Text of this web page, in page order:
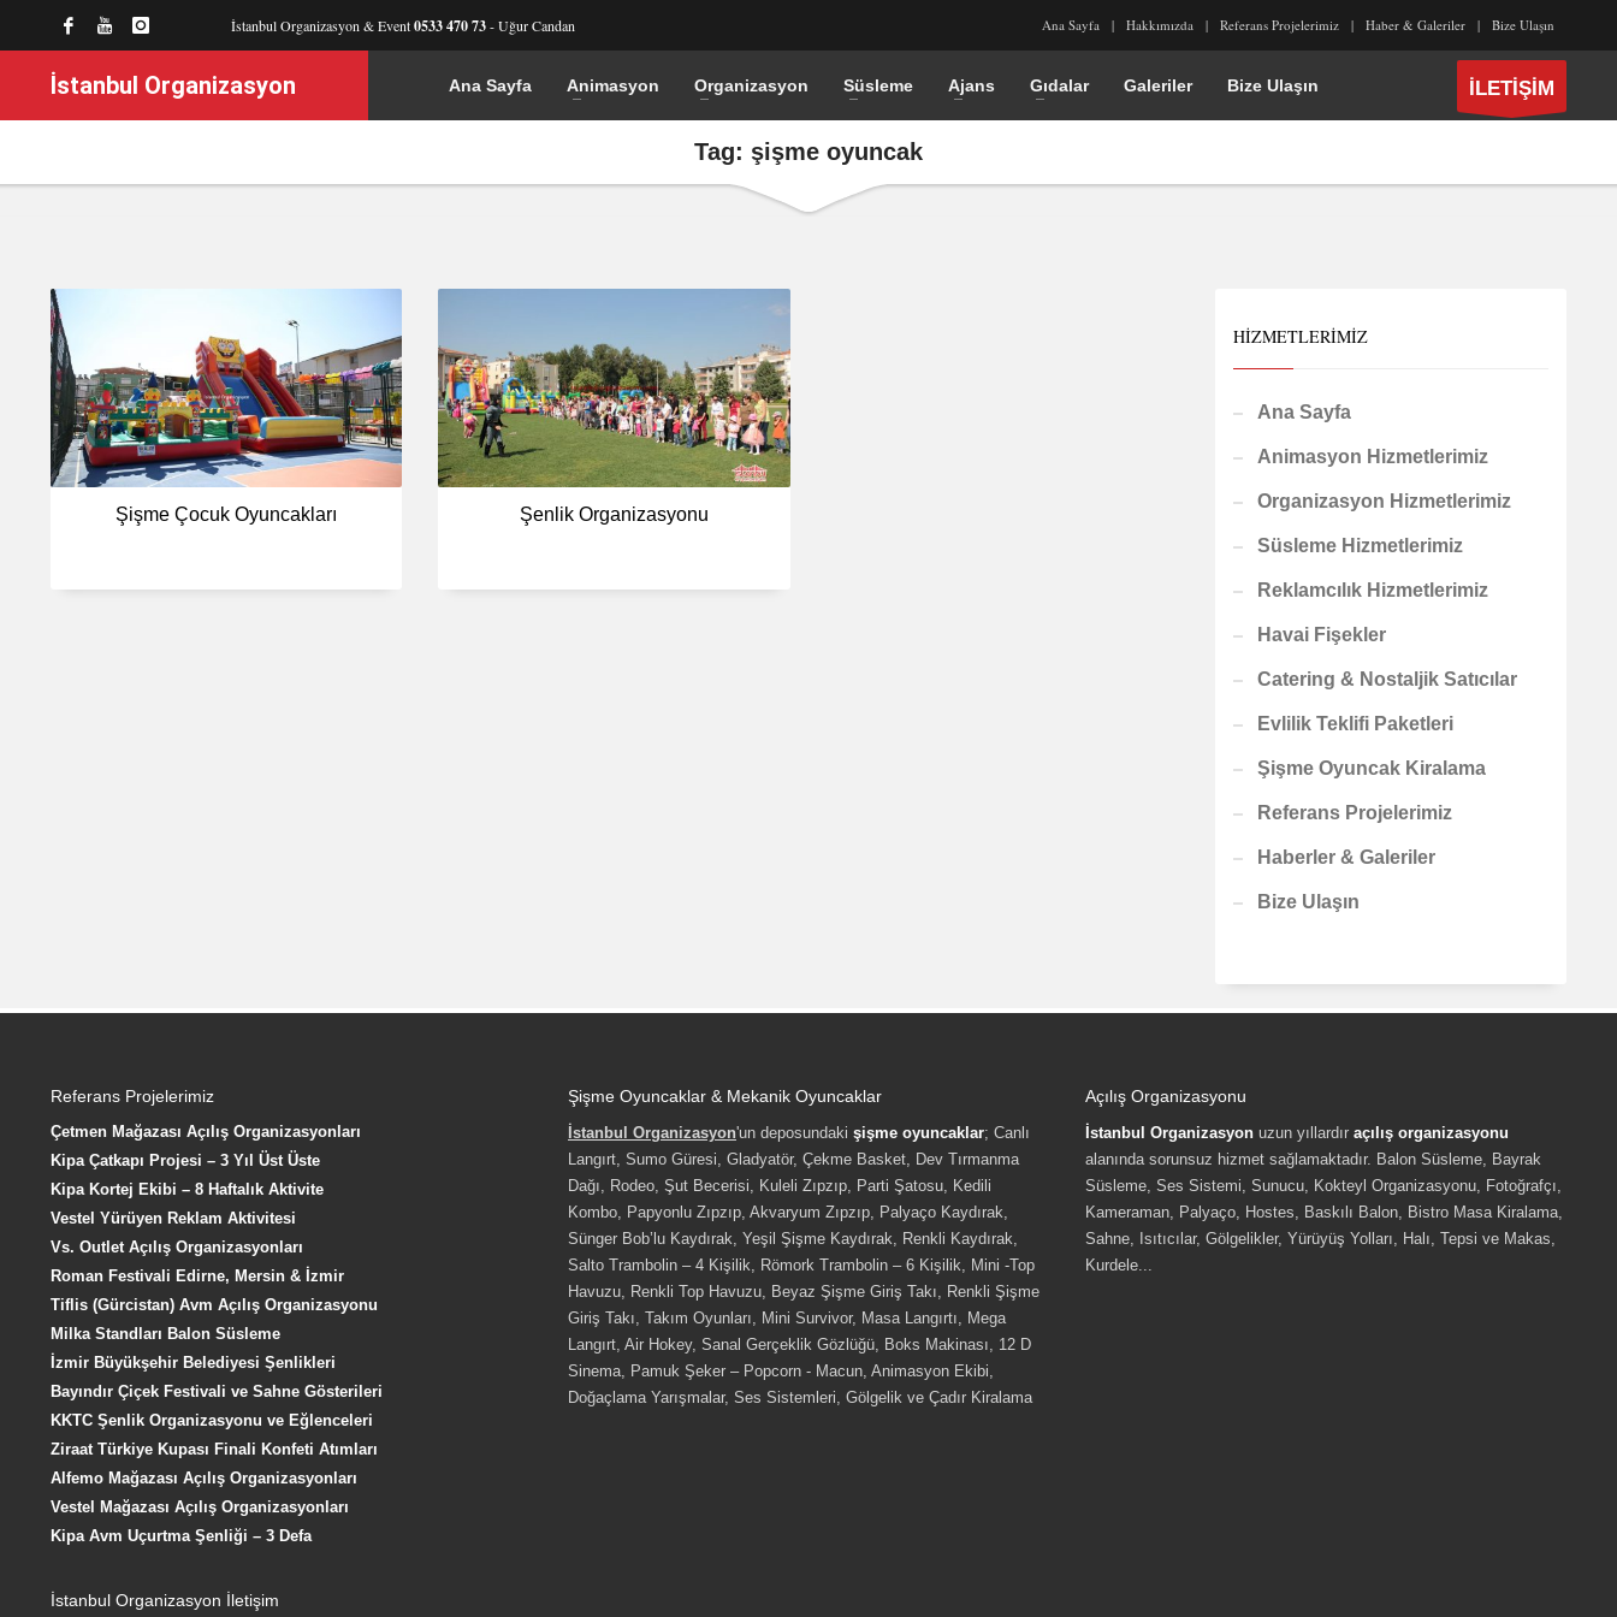
İstanbul Organizasyon & Event0533 470 73- Uğur Candan Ana Sayfa Hakkımızda Referans Projelerimiz Haber & Galeriler Bize Ulaşın
İstanbul Organizasyon Ana Sayfa Animasyon Organizasyon Süsleme Ajans Gıdalar Galeriler Bize Ulaşın İLETİŞİM
Tag: şişme oyuncak
Şişme Çocuk Oyuncakları Şenlik Organizasyonu
HIZMETLERIMIZ
Ana Sayfa
Animasyon Hizmetlerimiz
Organizasyon Hizmetlerimiz
Süsleme Hizmetlerimiz
Reklamcılık Hizmetlerimiz
Havai Fişekler
Catering & Nostaljik Satıcılar
Evlilik Teklifi Paketleri
Şişme Oyuncak Kiralama
Referans Projelerimiz
Haberler & Galeriler
Bize Ulaşın
Referans Projelerimiz
Çetmen Mağazası Açılış Organizasyonları
Kipa Çatkapı Projesi – 3 Yıl Üst Üste
Kipa Kortej Ekibi – 8 Haftalık Aktivite
Vestel Yürüyen Reklam Aktivitesi
Vs. Outlet Açılış Organizasyonları
Roman Festivali Edirne, Mersin & İzmir
Tiflis (Gürcistan) Avm Açılış Organizasyonu
Milka Standları Balon Süsleme
İzmir Büyükşehir Belediyesi Şenlikleri
Bayındır Çiçek Festivali ve Sahne Gösterileri
KKTC Şenlik Organizasyonu ve Eğlenceleri
Ziraat Türkiye Kupası Finali Konfeti Atımları
Alfemo Mağazası Açılış Organizasyonları
Vestel Mağazası Açılış Organizasyonları
Kipa Avm Uçurtma Şenliği – 3 Defa
İstanbul Organizasyon İletişim
Şişme Oyuncaklar & Mekanik Oyuncaklar
İstanbul Organizasyon'un deposundaki şişme oyuncaklar; Canlı
Langırt, Sumo Güresi, Gladyatör, Çekme Basket, Dev Tırmanma
Dağı, Rodeo, Şut Becerisi, Kuleli Zıpzıp, Parti Şatosu, Kedili
Kombo, Papyonlu Zıpzıp, Akvaryum Zıpzıp, Palyaço Kaydırak,
Sünger Bob’lu Kaydırak, Yeşil Şişme Kaydırak, Renkli Kaydırak,
Salto Trambolin – 4 Kişilik, Römork Trambolin – 6 Kişilik, Mini -Top
Havuzu, Renkli Top Havuzu, Beyaz Şişme Giriş Takı, Renkli Şişme
Giriş Takı, Takım Oyunları, Mini Survivor, Masa Langırtı, Mega
Langırt, Air Hokey, Sanal Gerçeklik Gözlüğü, Boks Makinası, 12 D
Sinema, Pamuk Şeker – Popcorn - Macun, Animasyon Ekibi,
Doğaçlama Yarışmalar, Ses Sistemleri, Gölgelik ve Çadır Kiralama
Açılış Organizasyonu
İstanbul Organizasyon uzun yıllardır açılış organizasyonu
alanında sorunsuz hizmet sağlamaktadır. Balon Süsleme, Bayrak
Süsleme, Ses Sistemi, Sunucu, Kokteyl Organizasyonu, Fotoğrafçı,
Kameraman, Palyaço, Hostes, Baskılı Balon, Bistro Masa Kiralama,
Sahne, Isıtıcılar, Gölgelikler, Yürüyüş Yolları, Halı, Tepsi ve Makas,
Kurdele...